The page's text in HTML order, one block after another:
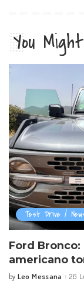
You
Test Drive /
Ford
americano
Posted
by Leo Messana 26